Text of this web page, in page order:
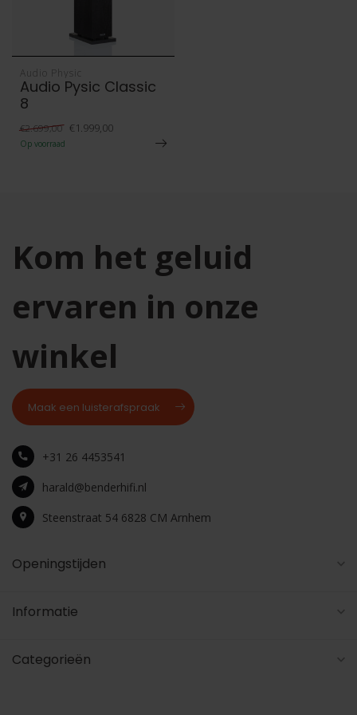
Audio Physic
Audio Pysic Classic
8
€2.699,00 €1.999,00
Op voorraad
Kom het geluid
ervaren in onze
winkel
Maak een luisterafspraak
+31 26 4453541
harald@benderhifi.nl
Steenstraat 54 6828 CM Arnhem
Openingstijden
Informatie
Categorieën